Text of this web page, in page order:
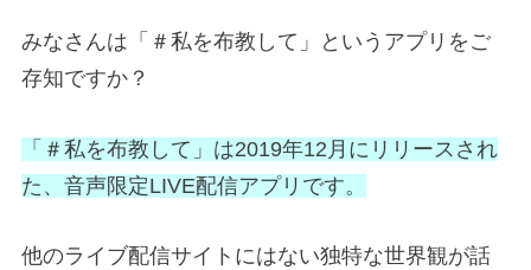
みなさんは「＃私を布教して」というアプリをご
存知ですか？
「＃私を布教して」は2019年12月にリリースされ
た、音声限定LIVE配信アプリです。
他のライブ配信サイトにはない独特な世界観が話